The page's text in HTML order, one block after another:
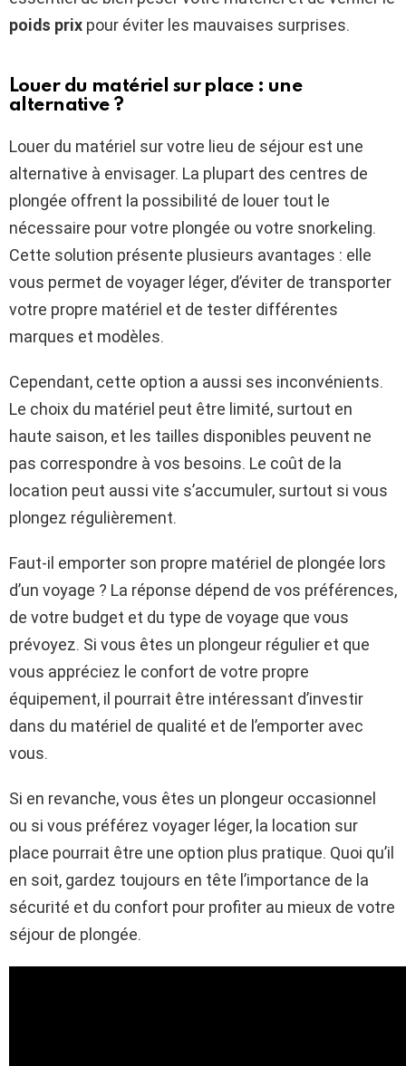
poids prix pour éviter les mauvaises surprises.
Louer du matériel sur place : une
alternative ?
Louer du matériel sur votre lieu de séjour est une
alternative à envisager. La plupart des centres de
plongée offrent la possibilité de louer tout le
nécessaire pour votre plongée ou votre snorkeling.
Cette solution présente plusieurs avantages : elle
vous permet de voyager léger, d’éviter de transporter
votre propre matériel et de tester différentes
marques et modèles.
Cependant, cette option a aussi ses inconvénients.
Le choix du matériel peut être limité, surtout en
haute saison, et les tailles disponibles peuvent ne
pas correspondre à vos besoins. Le coût de la
location peut aussi vite s’accumuler, surtout si vous
plongez régulièrement.
Faut-il emporter son propre matériel de plongée lors
d’un voyage ? La réponse dépend de vos préférences,
de votre budget et du type de voyage que vous
prévoyez. Si vous êtes un plongeur régulier et que
vous appréciez le confort de votre propre
équipement, il pourrait être intéressant d’investir
dans du matériel de qualité et de l’emporter avec
vous.
Si en revanche, vous êtes un plongeur occasionnel
ou si vous préférez voyager léger, la location sur
place pourrait être une option plus pratique. Quoi qu’il
en soit, gardez toujours en tête l’importance de la
sécurité et du confort pour profiter au mieux de votre
séjour de plongée.